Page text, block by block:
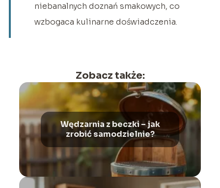
niebanalnych doznań smakowych, co
wzbogaca kulinarne doświadczenia.
Zobacz także:
Wędzarnia z beczki – jak
zrobić samodzielnie?